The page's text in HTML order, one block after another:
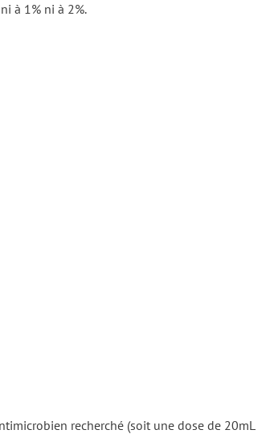
à 1% ni à 2%.
recherché (soit une dose de 20mL